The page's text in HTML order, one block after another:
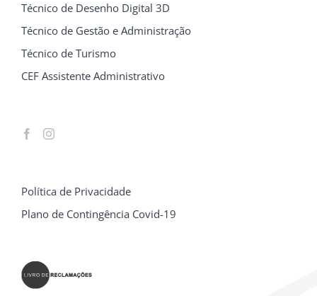
Técnico de Desenho Digital 3D
Técnico de Gestão e Administração
Técnico de Turismo
CEF Assistente Administrativo
Política de Privacidade
Plano de Contingência Covid-19